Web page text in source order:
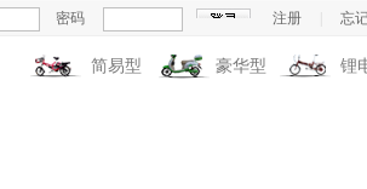
密码 注册 忘
简易型 豪华型 锂